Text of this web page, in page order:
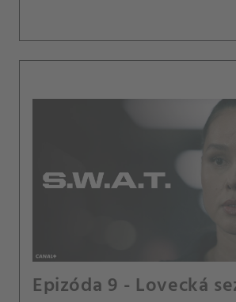
Epizóda 9 - Lovecká